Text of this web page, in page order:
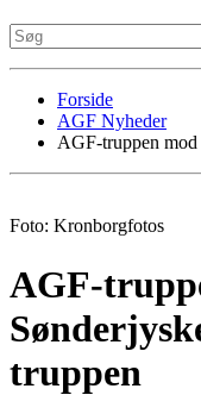
Forside
AGF Nyheder
AGF-truppen mod
Foto: Kronborgfotos
AGF-
truppen